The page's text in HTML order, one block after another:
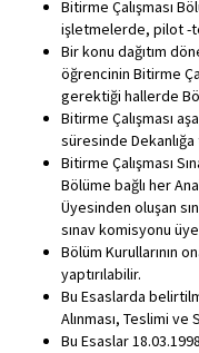
Bitirme Çalışması
işletmelerde, pilot -
Bir konu dağıtım
öğrencinin Bitirme
gerektiği hallerde
Bitirme Çalışması
süresinde
Bitirme Çalışması
Bölüme bağlı her
Üyesinden oluşan
sınav komisyonu
Bölüm Kurullarının
yaptırılabilir.
Bu Esaslarda
Alınması, Teslimi ve
Bu Esaslar